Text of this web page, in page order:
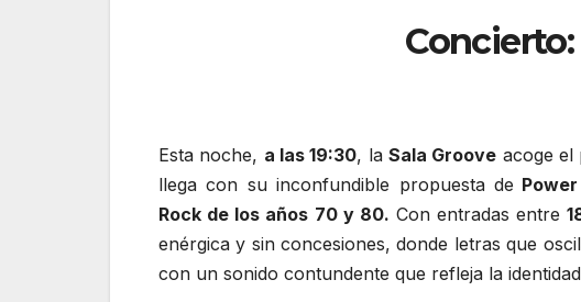
Esta noche, a las 19:30, la Sala Groove acoge el
llega con su inconfundible propuesta de
Rock de los años 70 y 80. Con entradas entre
enérgica y sin concesiones, donde letras que
con un sonido contundente que refleja la